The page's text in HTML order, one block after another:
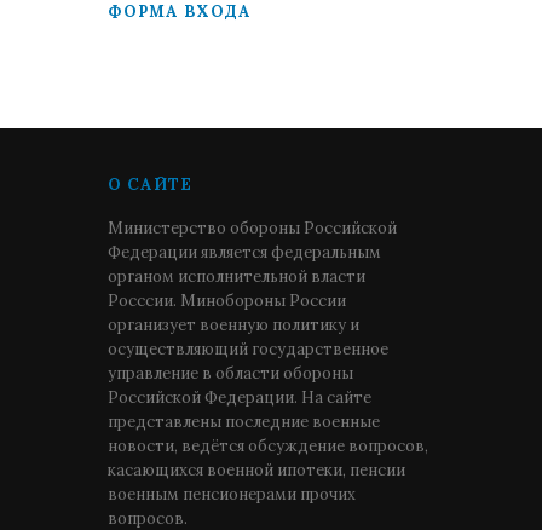
ФОРМА ВХОДА
О САЙТЕ
Министерство обороны Российской
Федерации является федеральным
органом исполнительной власти
Росссии. Минобороны России
организует военную политику и
осуществляющий государственное
управление в области обороны
Российской Федерации. На сайте
представлены последние военные
новости, ведётся обсуждение вопросов,
касающихся военной ипотеки, пенсии
военным пенсионерами прочих
вопросов.